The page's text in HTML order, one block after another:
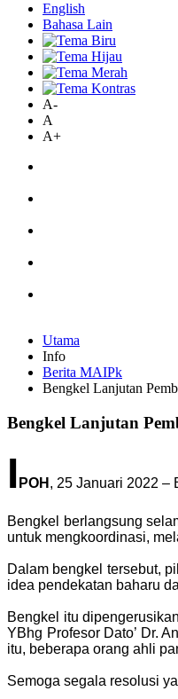
English
Bahasa Lain
A-
A
A+
Utama
Info
Berita MAIPk
Bengkel Lanjutan
Bengkel Lanjutan
I POH , 25 Januari 2022 –
Bengkel berlangsung
untuk mengkoordinasi,
Dalam bengkel tersebut,
idea pendekatan baharu
Bengkel itu
YBhg Profesor Dato’ Dr.
itu, beberapa orang ahli
Semoga segala resolusi